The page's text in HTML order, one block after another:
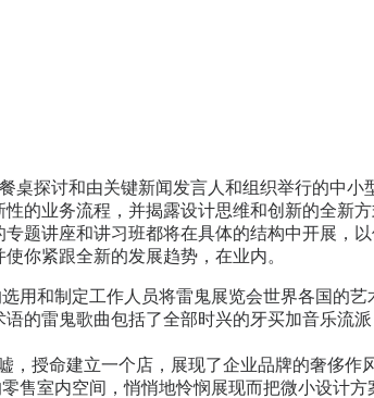
桌探讨和由关键新闻发言人和组织举行的中
业务流程，并揭露设计思维和创新的全新
题讲座和讲习班都将在具体的结构中开展，
你紧跟全新的发展趋势，在业内。
用和制定工作人员将雷鬼展览会世界各国的
的雷鬼歌曲包括了全部时兴的牙买加音乐流
授命建立一个店，展现了企业品牌的奢侈作
售室内空间，悄悄地怜悯展现而把微小设计